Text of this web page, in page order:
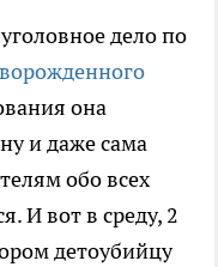
дело по
она
и даже сама
обо всех
И вот в среду, 2
детоубийцу